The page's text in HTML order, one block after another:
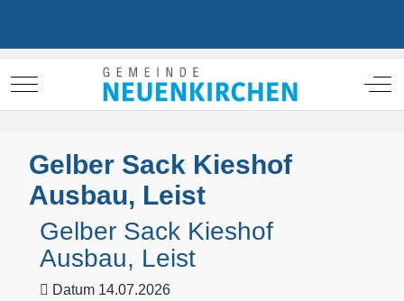
Mobile Menu Toggle Off-
Gelber Sack Kieshof
Ausbau, Leist
Gelber Sack Kieshof
Ausbau, Leist
Datum 14.07.2026